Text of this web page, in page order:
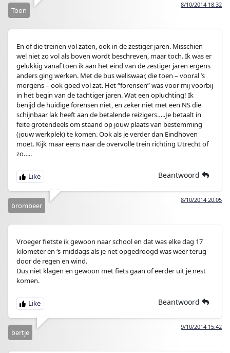
8/10/2014 18:32
Toon
En of die treinen vol zaten, ook in de zestiger jaren. Misschien
wel niet zo vol als boven wordt beschreven, maar toch. Ik was er
gelukkig vanaf toen ik aan het eind van de zestiger jaren ergens
anders ging werken. Met de bus weliswaar, die toen – vooral ’s
morgens – ook goed vol zat. Het “forensen” was voor mij voorbij
in het begin van de tachtiger jaren. Wat een opluchting! Ik
benijd de huidige forensen niet, en zeker niet met een NS die
schijnbaar lak heeft aan de betalende reizigers…..Je betaalt in
feite grotendeels om staand op jouw plaats van bestemming
(jouw werkplek) te komen. Ook als je verder dan Eindhoven
moet. Kijk maar eens naar de overvolle trein richting Utrecht of
zo…..
Beantwoord
8/10/2014 20:05
brombeer
Vroeger fietste ik gewoon naar school en dat was elke dag 17
kilometer en ‘s-middags als je net opgedroogd was weer terug
door de regen en wind.
Dus niet klagen en gewoon met fiets gaan of eerder uit je nest
komen.
Beantwoord
9/10/2014 15:42
bertje